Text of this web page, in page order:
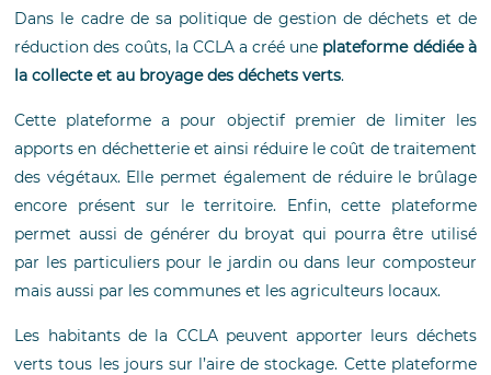
Dans le cadre de sa politique de gestion de déchets et de
réduction des coûts, la CCLA a créé une plateforme dédiée à
la collecte et au broyage des déchets verts.
Cette plateforme a pour objectif premier de limiter les
apports en déchetterie et ainsi réduire le coût de traitement
des végétaux. Elle permet également de réduire le brûlage
encore présent sur le territoire. Enfin, cette plateforme
permet aussi de générer du broyat qui pourra être utilisé
par les particuliers pour le jardin ou dans leur composteur
mais aussi par les communes et les agriculteurs locaux.
Les habitants de la CCLA peuvent apporter leurs déchets
verts tous les jours sur l’aire de stockage. Cette plateforme